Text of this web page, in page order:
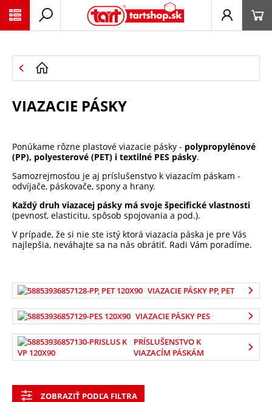
VIAZACIE PÁSKY
Ponúkame rôzne plastové viazacie pásky - polypropylénové
(PP), polyesterové (PET) i textilné PES pásky.
Samozrejmosťou je aj príslušenstvo k viazacím páskam -
odvíjače, páskovače, spony a hrany.
Každý druh viazacej pásky má svoje špecifické vlastnosti
(pevnosť, elasticitu, spôsob spojovania a pod.).
V prípade, že si nie ste istý ktorá viazacia páska je pre Vás
najlepšia, neváhajte sa na nás obrátiť. Radi Vám poradíme.
VIAZACIE PÁSKY PP, PET
VIAZACIE PÁSKY PES
PRÍSLUŠENSTVO K
VIAZACÍM PÁSKÁM
ZOBRAZIŤ PODĽA FILTRA